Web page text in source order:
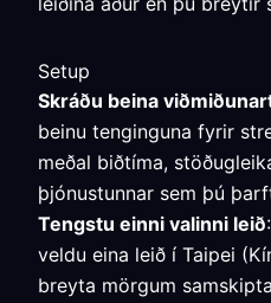
Setup
Skráðu beina
beinu tenginguna fyrir
meðal biðtíma,
þjónustunnar sem þú
Tengstu einni valinni leið
veldu eina leið í Taipei
breyta mörgum